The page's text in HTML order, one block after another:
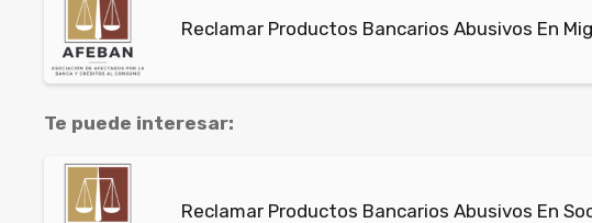
Reclamar Productos Bancarios Abusivos En
Te puede interesar:
Reclamar Productos Bancarios Abusivos En